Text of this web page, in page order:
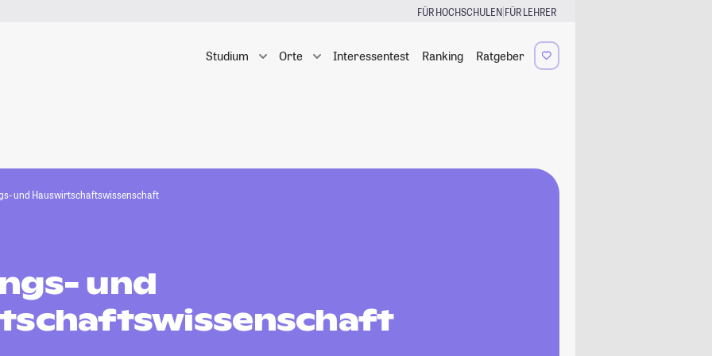
FÜR HOCHSCHULEN|FÜR LEHRER
Studium Orte Interessentest Ranking Ratgeber
und Hauswirtschaftswissenschaft
und